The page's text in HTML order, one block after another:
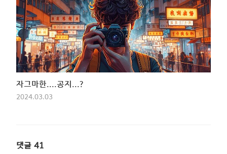
자그마한....공지...?
2024.03.03
댓글 41